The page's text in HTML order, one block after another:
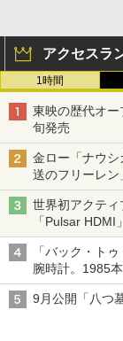
アクセスラ
1時間
東映の歴代オ
旬発売
金ロー「ナウ
送のフリーレ
世界初アクテ
「Pulsar
「バック・ト
腕時計。1985
9月公開「八つ